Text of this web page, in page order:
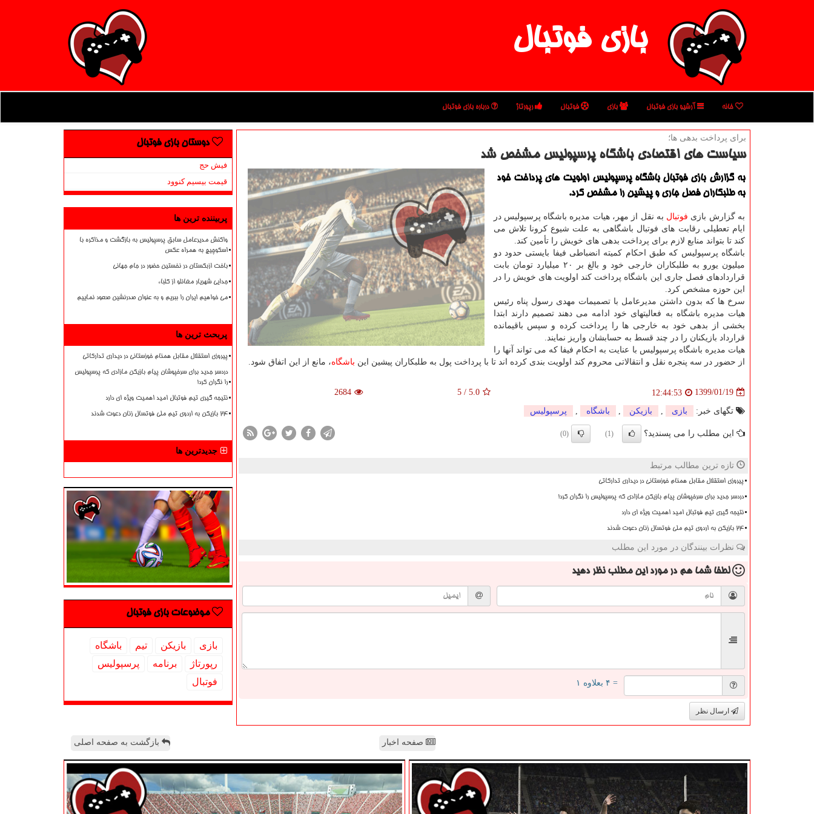
بازی فوتبال
خانه آرشیو بازی فوتبال بازی فوتبال رپورتاژ درباره بازی فوتبال
برای پرداخت بدهی ها؛
سیاست های اقتصادی باشگاه پرسپولیس مشخص شد
به گزارش بازی فوتبال باشگاه پرسپولیس اولویت های پرداخت خود
به طلبكاران فصل جاری و پیشین را مشخص كرد.
به گزارش بازی فوتبال به نقل از مهر، هیات مدیره باشگاه پرسپولیس در
ایام تعطیلی رقابت های فوتبال باشگاهی به علت شیوع كرونا تلاش می
كند تا بتواند منابع لازم برای پرداخت بدهی های خویش را تأمین كند.
باشگاه پرسپولیس كه طبق احكام كمیته انضباطی فیفا بایستی حدود دو
میلیون یورو به طلبكاران خارجی خود و بالغ بر ۲۰ میلیارد تومان بابت
قراردادهای فصل جاری این باشگاه پرداخت كند اولویت های خویش را در
این حوزه مشخص كرد.
سرخ ها كه بدون داشتن مدیرعامل با تصمیمات مهدی رسول پناه رئیس
هیات مدیره باشگاه به فعالیتهای خود ادامه می دهند تصمیم دارند ابتدا
بخشی از بدهی خود به خارجی ها را پرداخت كرده و سپس باقیمانده
قرارداد بازیكنان را در چند قسط به حسابشان واریز نمایند.
هیات مدیره باشگاه پرسپولیس با عنایت به احكام فیفا كه می تواند آنها را
از حضور در سه پنجره نقل و انتقالاتی محروم كند اولویت بندی كرده اند تا با پرداخت پول به طلبكاران پیشین این باشگاه، مانع از این اتفاق شود.
1399/01/19
12:44:53
5.0
/
5
2684
تگهای خبر: بازی بازیكن باشگاه پرسپولیس
این مطلب را می پسندید؟ (1)
(0)
تازه ترین مطالب مرتبط
پیروزی استقلال مقابل همنام خوزستانی در دیداری تدارکاتی
دردسر جدید برای سرخپوشان پیام بازیکن مازادی که پرسپولیس را نگران کرد!
نتیجه گیری تیم فوتبال امید اهمیت ویژه ای دارد
۲۴ بازیکن به اردوی تیم ملی فوتسال زنان دعوت شدند
نظرات بینندگان در مورد این مطلب
لطفا شما همدر مورد این مطلب نظر دهید
= ۴ بعلاوه ۱
ارسال نظر
دوستان بازی فوتبال
فیش حج
قیمت بیسیم کنوود
پربیننده ترین ها
واکنش مدیرعامل سابق پرسپولیس به بازگشت و مذاکره با
اسکوچیچ به همراه عکس
باخت ازبکستان در نخستین حضور در جام جهانی
جدایی شهریار مغانلو از کلباء
می خواهیم ایران را ببریم و به عنوان صدرنشین صعود نماییم
پربحث ترین ها
پیروزی استقلال مقابل همنام خوزستانی در دیداری تدارکاتی
دردسر جدید برای سرخپوشان پیام بازیکن مازادی که پرسپولیس
را نگران کرد!
نتیجه گیری تیم فوتبال امید اهمیت ویژه ای دارد
۲۴ بازیکن به اردوی تیم ملی فوتسال زنان دعوت شدند
جدیدترین ها
موضوعات بازی فوتبال
بازی بازیكن تیم
باشگاه
رپورتاژ
برنامه
پرسپولیس
فوتبال
صفحه اخبار بازگشت به صفحه اصلی